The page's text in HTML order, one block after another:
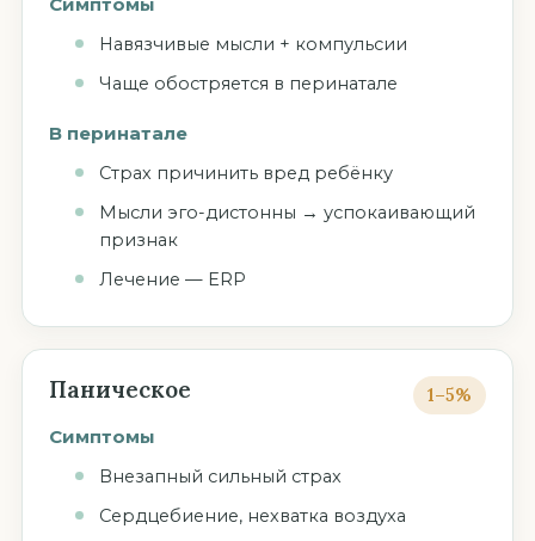
Навязчивые мысли + компульсии
Чаще обостряется в перинатале
В перинатале
Страх причинить вред ребёнку
Мысли эго-дистонны → успокаивающий
признак
Лечение — ERP
Паническое
1–5%
Симптомы
Внезапный сильный страх
Сердцебиение, нехватка воздуха